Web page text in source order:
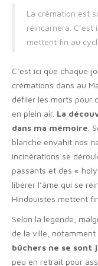
La crémation est
réincarnera. C’est
mettent fin au
C’est ici que chaque
crémations dans au
défiler les morts pour
en plein air. La
dans ma mémoire .
blanche envahit nos
incinérations se
passants et des «
libérer l’âme qui se
Hindouistes mettent
Selon la légende,
de la ville, notamment
bûchers ne se sont
peu en retrait pour